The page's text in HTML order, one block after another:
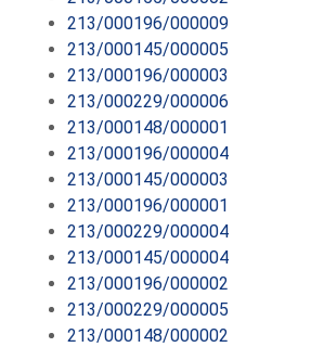
213/000196/000009
213/000145/000005
213/000196/000003
213/000229/000006
213/000148/000001
213/000196/000004
213/000145/000003
213/000196/000001
213/000229/000004
213/000145/000004
213/000196/000002
213/000229/000005
213/000148/000002